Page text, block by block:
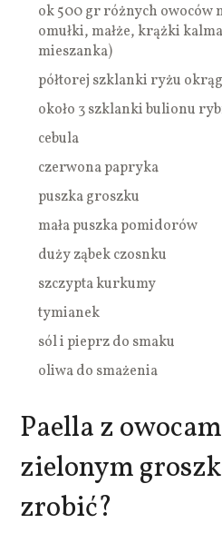
ok 500 gr różnych owoców
omułki, małże, krążki
mieszanka)
półtorej szklanki ryżu
około 3 szklanki bulionu
cebula
czerwona papryka
puszka groszku
mała puszka pomidorów
duży ząbek czosnku
szczypta kurkumy
tymianek
sól i pieprz do smaku
oliwa do smażenia
Paella z
zielonym
zrobić?